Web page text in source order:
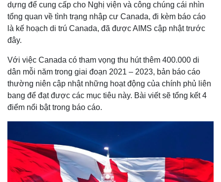
dựng để cung cấp cho Nghị viện và công chúng cái nhìn
tổng quan về tình trạng nhập cư Canada, đi kèm báo cáo
là kế hoạch di trú Canada, đã được AIMS cập nhật trước
đây.
Với việc Canada có tham vọng thu hút thêm 400.000 di
dân mỗi năm trong giai đoạn 2021 – 2023, bản báo cáo
thường niên cập nhật những hoạt động của chính phủ liên
bang để đạt được các mục tiêu này. Bài viết sẽ tổng kết 4
điểm nổi bật trong báo cáo.